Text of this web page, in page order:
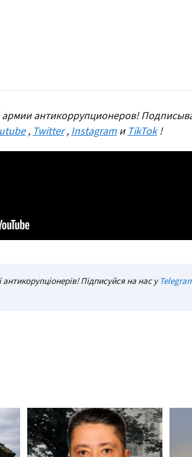
антикоррупционеров!
, Twitter , Instagram и TikTok !
Підписуйся на нас у